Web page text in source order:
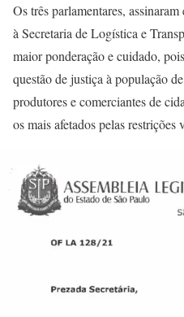
Os três parlamentares,
à Secretaria de Logística e
maior ponderação e cuidado,
questão de justiça à população
produtores e comerciantes de
os mais afetados pelas restrições